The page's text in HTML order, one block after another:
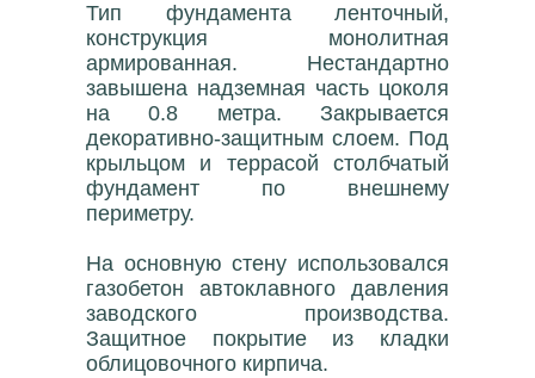
Тип фундамента ленточный,
конструкция монолитная
армированная. Нестандартно
завышена надземная часть цоколя
на 0.8 метра. Закрывается
декоративно-защитным слоем. Под
крыльцом и террасой столбчатый
фундамент по внешнему
периметру.
На основную стену использовался
газобетон автоклавного давления
заводского производства.
Защитное покрытие из кладки
облицовочного кирпича.